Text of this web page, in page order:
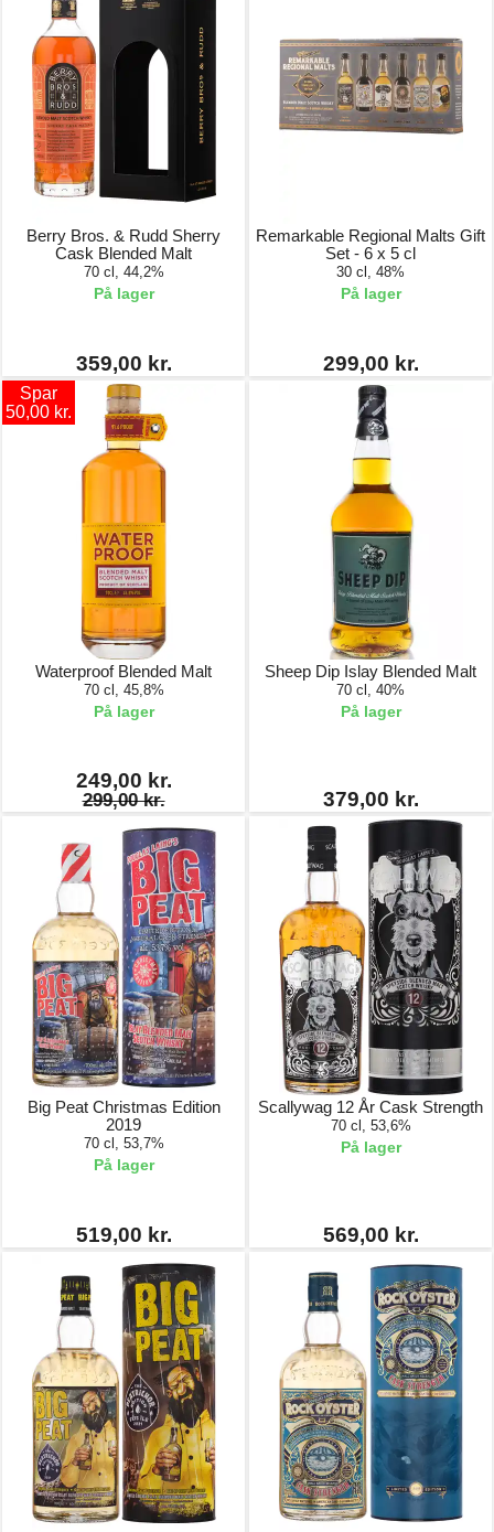
Berry Bros. & Rudd Sherry
Cask Blended Malt
70 cl, 44,2%
På lager
359,00 kr.
Remarkable Regional Malts Gift
Set - 6 x 5 cl
30 cl, 48%
På lager
299,00 kr.
Spar
50,00 kr.
Waterproof Blended Malt
70 cl, 45,8%
På lager
249,00 kr.
299,00 kr.
Sheep Dip Islay Blended Malt
70 cl, 40%
På lager
379,00 kr.
Big Peat Christmas Edition
2019
70 cl, 53,7%
På lager
519,00 kr.
Scallywag 12 År Cask Strength
70 cl, 53,6%
På lager
569,00 kr.